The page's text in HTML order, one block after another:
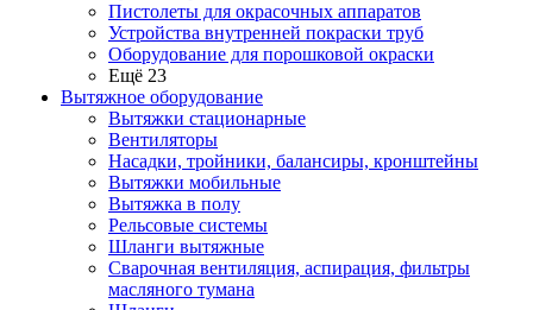
Пистолеты для окрасочных аппаратов
Устройства внутренней покраски труб
Оборудование для порошковой окраски
Ещё 23
Вытяжное оборудование
Вытяжки стационарные
Вентиляторы
Насадки, тройники, балансиры, кронштейны
Вытяжки мобильные
Вытяжка в полу
Рельсовые системы
Шланги вытяжные
Сварочная вентиляция, аспирация, фильтры
масляного тумана